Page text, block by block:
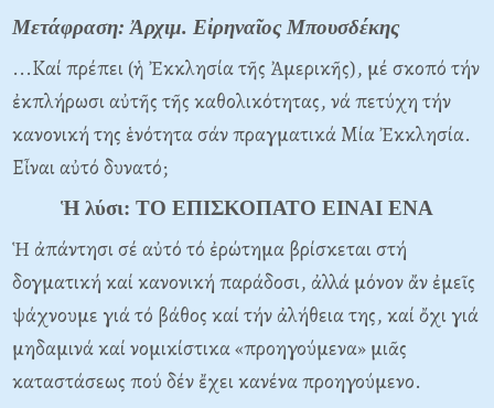
Μετάφραση: Ἀρχιμ. Εἰρηναῖος Μπουσδέκης
...Καί πρέπει (ἡ Ἐκκλησία τῆς Ἀμερικῆς), μέ σκοπό τήν
ἐκπλήρωσι αὐτῆς τῆς καθολικότητας, νά πετύχη τήν
κανονική της ἑνότητα σάν πραγματικά Μία Ἐκκλησία.
Εἶναι αὐτό δυνατό;
Ἡ λύσι: ΤΟ ΕΠΙΣΚΟΠΑΤΟ ΕΙΝΑΙ ΕΝΑ
Ἡ ἀπάντησι σέ αὐτό τό ἐρώτημα βρίσκεται στή
δογματική καί κανονική παράδοσι, ἀλλά μόνον ἄν ἐμεῖς
ψάχνουμε γιά τό βάθος καί τήν ἀλήθεια της, καί ὄχι γιά
μηδαμινά καί νομικίστικα «προηγούμενα» μιᾶς
καταστάσεως πού δέν ἔχει κανένα προηγούμενο.